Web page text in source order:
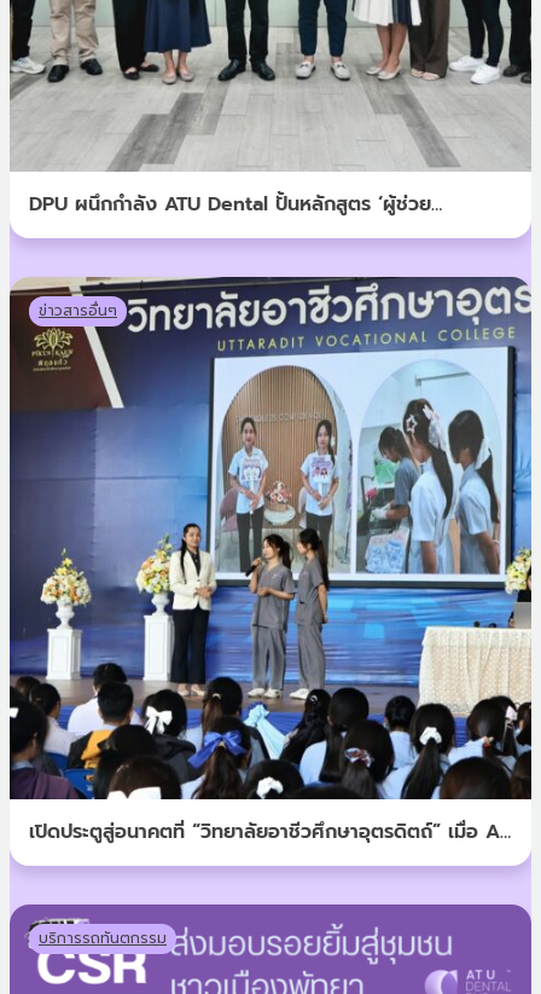
DPU ผนึกกำลัง ATU Dental ปั้นหลักสูตร ‘ผู้ช่วย
ทันตแพทย์’ ยกระดับวิชาชีพสายสุขภาพ สู่รายได้ที่มั่นคง
ข่าวสารอื่นๆ
เปิดประตูสู่อนาคตที่ “วิทยาลัยอาชีวศึกษาอุตรดิตถ์” เมื่อ AT
U DENTAL พาอาชีพ “ผู้ช่วยทันตกรรม” ไปให้น้องๆ ได้
บริการรถทันตกรรม